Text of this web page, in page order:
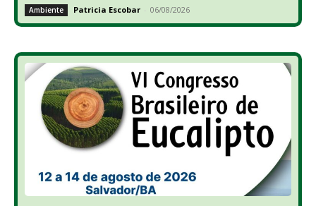
Ambiente Patricia Escobar - 06/08/2026